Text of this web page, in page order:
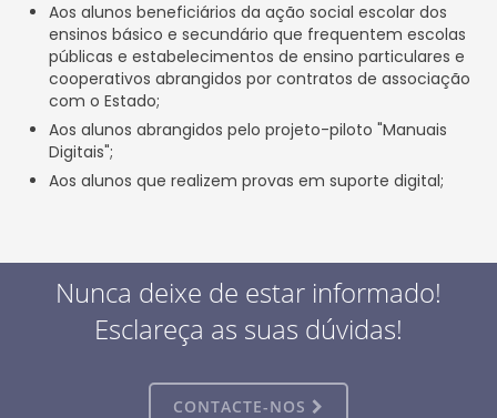
Aos alunos beneficiários da ação social escolar dos
ensinos básico e secundário que frequentem escolas
públicas e estabelecimentos de ensino particulares e
cooperativos abrangidos por contratos de associação
com o Estado;
Aos alunos abrangidos pelo projeto-piloto "Manuais
Digitais";
Aos alunos que realizem provas em suporte digital;
Nunca deixe de estar informado!
Esclareça as suas dúvidas!
CONTACTE-NOS